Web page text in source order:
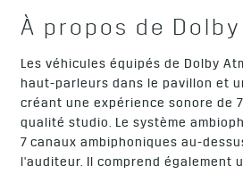
À propos de
Les véhicules équipés de Dolby
haut-parleurs dans le pavillon et
créant une expérience sonore de
qualité studio. Le système
7 canaux ambiphoniques au-
l'auditeur. Il comprend également